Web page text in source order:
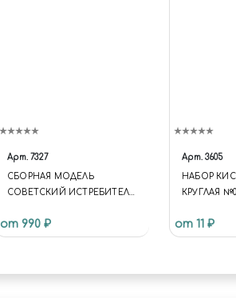
Арт. 7327
СБОРНАЯ МОДЕЛЬ
СОВЕТСКИЙ ИСТРЕБИТЕЛЬ
от 990 ₽
Арт. 3605
НАБОР
КРУГЛАЯ
от 11 ₽